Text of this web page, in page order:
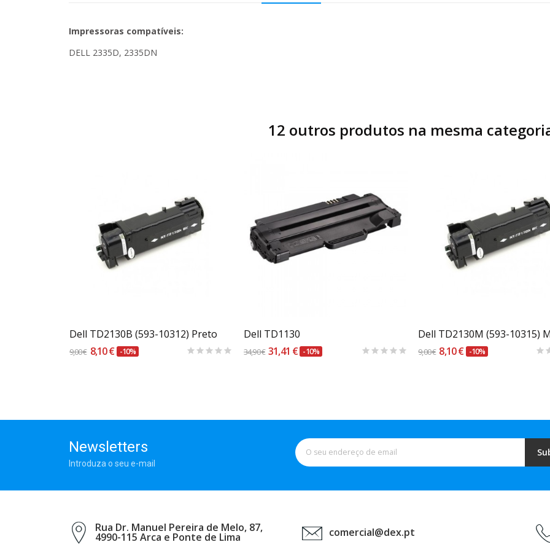
Impressoras compatíveis:
DELL 2335D, 2335DN
12 outros produtos na mesma
Dell TD2130B (593-10312) Preto
9,00 € 8,10 € -10%
Dell TD1130
34,90 € 31,41 € -10% 9,00 € 8,10 € -10%
Newsletters
Introduza o seu e-mail
Rua Dr. Manuel Pereira de Melo, 87,
4990-115 Arca e Ponte de Lima comercial@dex.pt